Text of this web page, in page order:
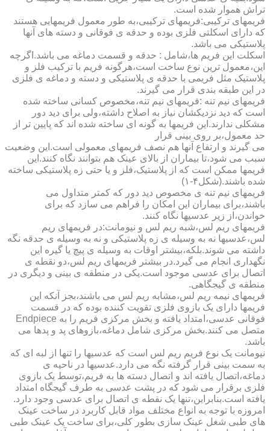
تراش هموار شده است.
فریمهای ترکیبی:فریمهای ترکیبی،به طور معمول فریمهایی هستند
که دارای اسکلتی فلزی بوده و حدقه ی فوقانی و دسته های آنها
پلاستیکی می باشد.
اسکلت این فریم ها،شامل : حدقه و قسمت دماغه می باشد.اگرچه
این،معمول ترین نوع ساخت است،هرگونه فریم با ترکیب فلز و
پلاستیک مثل فریمی با حدقه ی پلاستیکی و دسته و دماغه ی فلزی
در این طبقه بندی قرار می گیرند.
فریمهای نیم تنه :فریمهای نیم تنه،مخصوص کسانی ساخته شده
است که دید نزدیکشان نیاز به اصلاح داشته،ولی برای دید دور
مشکلی ندارند.این فریمها به گونه ای ساخته شده اند که پایین تر از
حد معمول،بر روی بینی قرار
می گیرند و ارتفاع آنها هم نصف فریمهای معمولی است.این وضعیت
سبب می شود،تا بیماران از بالای عینک هم بتوانند نگاه کنند.این
فریمها ممکن است که از پلاستیک،فلز و یا حتی زه پلاستیکی ساخته
شده باشند.(شکل۴-۱)
فریمهای نیم تنه ی مخصوص دید دور که کمتر متداول می
باشند،برای بیماران این امکان را فراهم می سازد که برای
خواندن،از زیر عدسیها نگاه کنند.
فریمهای ریم لس،شبه ریم لس و نیومانت:در فریمهای ریم
لس،عدسیها نه به وسیله ی زه پلاستیکی و نه به وسیله ی حدقه نگه
داشته می شوند.بلکه،بیشتر اوقات به وسیله ی پیچ یا گیره این
نگهداری انجام می گیرد.در بیشتر فریمهای ریم لس،دو نقطه ی
اتصال برای عدسی موجود است.یکی در منطقه ی بینی و دیگری در
منطقه ی گیجگاهی.
فریمهای نیمه ریم لس،مشابه ریم لس می باشند،بجز آنکه این
فریمها دارای یک بازوی فلزی تقویت کننده بوده که در قسمت
فوقانی عدسی،امتداد یافته و بخش مرکزی فریم را به Endpiece
متصل می کنند.بخش مرکزی شامل دماغه،بازوهای پد و پدها می
باشد.
نیومانت یک نوع فریم ریم لس است که عدسیها را تنها از لبه ای که
به سمت بینی قرار گرفته نگه می دارد.عدسیها در ناحیه ی
دماغه،اتصال یافته اند و اتصال دسته ها به فریم،توسط یک بازوی
فلزی برقرار می شود که در پشت عدسی به طرف گیجگاه امتداد
یافته است.بنابراین،تنها یک نقطه ی اتصال برای عدسی وجود دارد.
امروزه با توجه به انواع مختلف مواد قابل کاربرد در ساخت عینک
های طبی شغل عینک سازی بطور کلی،برای ساخت یک عینک طبی